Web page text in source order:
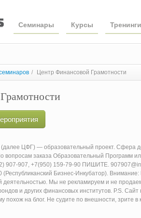
Семинары Курсы Тренинги
/ Центр Финансовой Грамотности
(далее ЦФГ) — образовательный проект. Сфера
вопросам заказа Образовательный Программ
907-907, +7(950) 159-79-90 ПИШИТЕ.
(Республиканский Бизнес-Инкубатор).
деятельностью. Мы не рекламируем и не
и других финансовых институтов. P.S. Сайт
похож на блог. Не судите по внешности, зрите в